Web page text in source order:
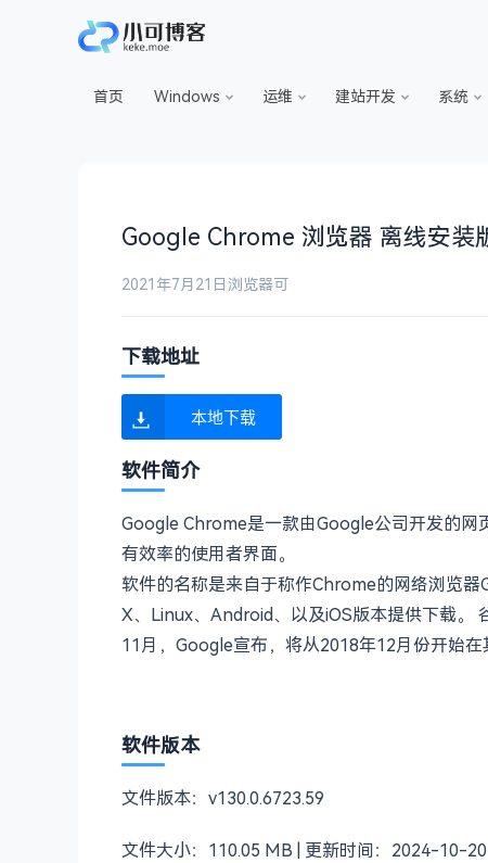
首页 Windows 运维 建站开发 系统
Google Chrome 浏览器 离线安装
2021年7月21日浏览器可
下载地址
本地下载
软件简介
Google Chrome是一款由Google公司开发的网
有效率的使用者界面。
软件的名称是来自于称作Chrome的网络浏览
X、Linux、Android、以及iOS版本提供下载。
11月，Google宣布，将从2018年12月份开始
软件版本
文件版本：v130.0.6723.59
文件大小：110.05 MB | 更新时间：2024-10-